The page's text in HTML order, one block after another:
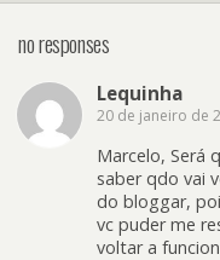
no responses
Lequinha
20 de janeiro de
Marcelo, Será
saber qdo vai
do bloggar,
vc puder me
voltar a